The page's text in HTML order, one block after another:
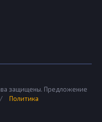
защищены. Предложение
/
Политика